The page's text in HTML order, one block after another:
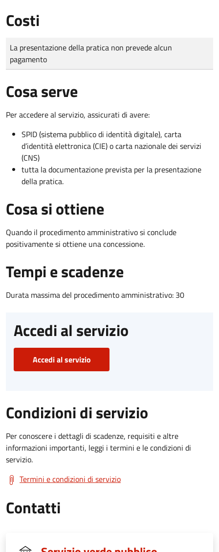
Costi
Tipo di pagamento
Importo
La presentazione della pratica non prevede alcun
pagamento
Cosa serve
Per accedere al servizio, assicurati di avere:
SPID (sistema pubblico di identità digitale), carta
d’identità elettronica (CIE) o carta nazionale dei servizi
(CNS)
tutta la documentazione prevista per la presentazione
della pratica.
Cosa si ottiene
Quando il procedimento amministrativo si conclude
positivamente si ottiene una concessione.
Tempi e scadenze
Durata massima del procedimento amministrativo: 30
Accedi al servizio
Accedi al servizio
Condizioni di servizio
Per conoscere i dettagli di scadenze, requisiti e altre
informazioni importanti, leggi i termini e le condizioni di
servizio.
Termini e condizioni di servizio
Contatti